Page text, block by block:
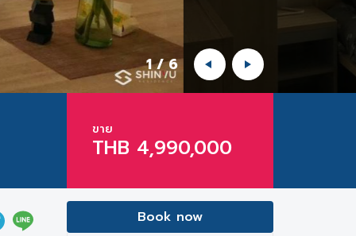
1/6
ขาย
THB 4,990,000
Book now